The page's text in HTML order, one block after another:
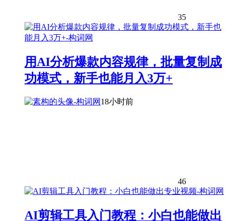
35
用AI分析爆款内容规律，批量复制成
功模式，新手也能月入3万+
18小时前
46
AI剪辑工具入门教程：小白也能做出